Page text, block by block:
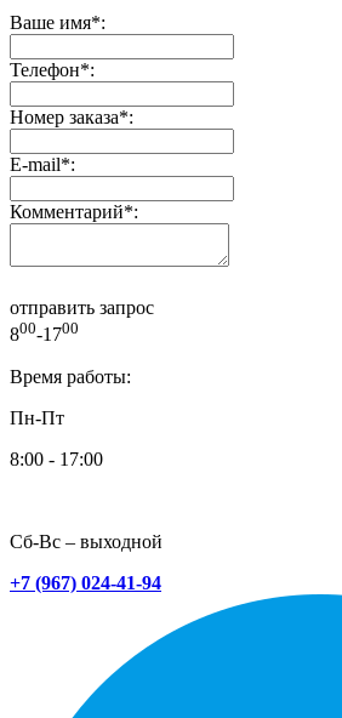
Ваше имя*:
Телефон*:
Номер заказа*:
E-mail*:
Комментарий*:
отправить запрос
800-1700
Время работы:
Пн-Пт
8:00 - 17:00
Сб-Вс – выходной
+7 (967) 024-41-94